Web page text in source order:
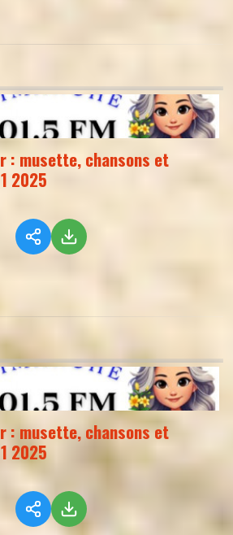
: musette, chansons et
2025
: musette, chansons et
2025